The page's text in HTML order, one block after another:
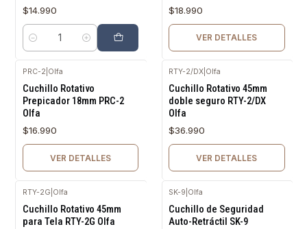
$14.990
Cantidad
$18.990
VER DETALLES
PRC-2 Olfa
Cuchillo Rotativo
Prepicador 18mm PRC-2
Olfa
$16.990
VER DETALLES
RTY-2/DX Olfa
Cuchillo Rotativo 45mm
doble seguro RTY-2/DX
Olfa
$36.990
VER DETALLES
RTY-2G Olfa
Cuchillo Rotativo 45mm
para Tela RTY-2G Olfa
SK-9 Olfa
Cuchillo de Seguridad
Auto-Retráctil SK-9